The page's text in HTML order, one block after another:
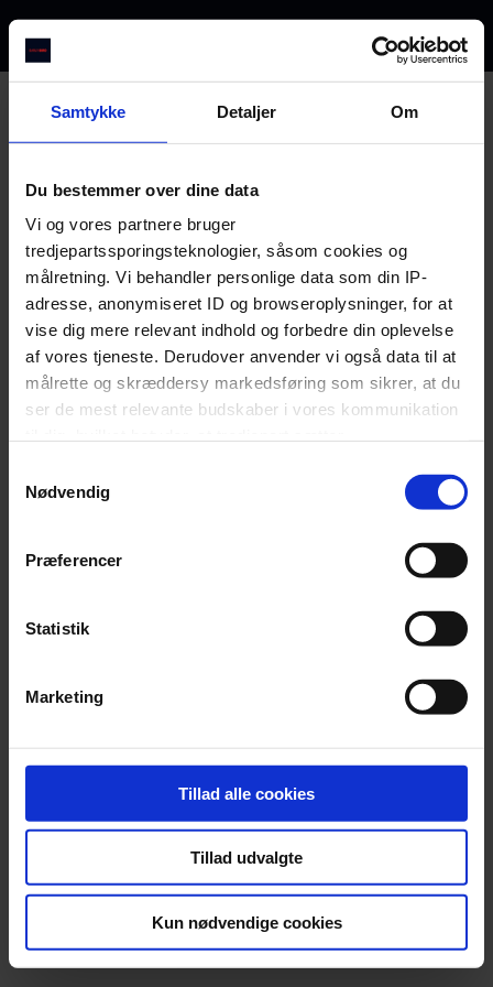
Samtykke Detaljer Om
Du bestemmer over dine data
Vi og vores partnere bruger
tredjepartssporingsteknologier, såsom cookies og
målretning. Vi behandler personlige data som din IP-
adresse, anonymiseret ID og browseroplysninger, for at
vise dig mere relevant indhold og forbedre din oplevelse
af vores tjeneste. Derudover anvender vi også data til at
målrette og skræddersy markedsføring som sikrer, at du
ser de mest relevante budskaber i vores kommunikation
bruge følgende teknologier, fordi vi værner om dit
samtykke senere på siden 'Privatlivs- og cookiepolitik'
Nødvendig
Præferencer
Statistik
Marketing
Tillad alle cookies
Tillad udvalgte
Kun nødvendige cookies
Select
BIBENDUM BAR
0 PERSON
--
TODAY